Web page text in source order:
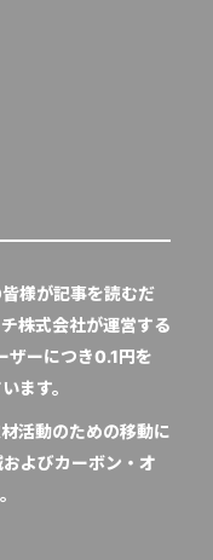
様が記事を読むだ
株式会社が運営する
ザーにつき0.1円を
ます。
活動のための移動に
よびカーボン・オ